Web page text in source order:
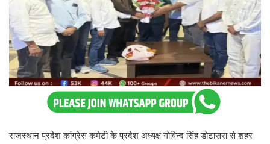
राजस्थान प्रदेश कांग्रेस कमेटी के प्रदेश अध्यक्ष गोविन्द सिंह डोटासरा से शहर